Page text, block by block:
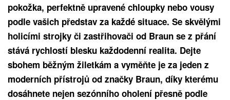
pokožka, perfektně upravené chloupky nebo vousy
podle vašich představ za každé situace. Se skvělými
holicími strojky či zastřihovači od Braun se z přání
stává rychlostí blesku každodenní realita. Dejte
sbohem běžným žiletkám a vyměňte je za jeden z
moderních přístrojů od značky Braun, díky kterému
dosáhnete nejen sezónního oholení přesně podle